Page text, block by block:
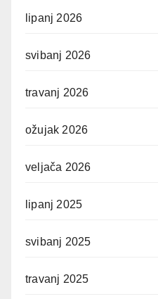
lipanj 2026
svibanj 2026
travanj 2026
ožujak 2026
veljača 2026
lipanj 2025
svibanj 2025
travanj 2025